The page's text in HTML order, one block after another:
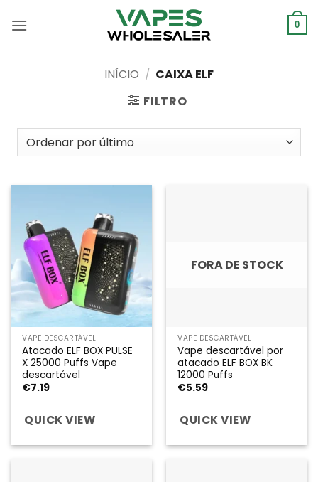
para
0
INÍCIO / CAIXA ELF
FILTRO
VAPE DESCARTÁVEL
Atacado ELF BOX PULSE
X 25000 Puffs Vape
descartável
€7.19
QUICK VIEW
FORA DE STOCK
VAPE DESCARTÁVEL
Vape descartável por
atacado ELF BOX BK
12000 Puffs
€5.59
QUICK VIEW